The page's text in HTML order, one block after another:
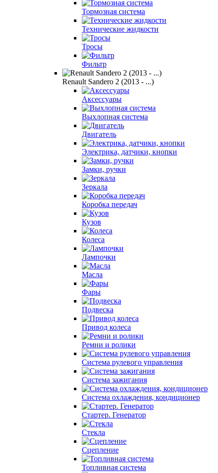
Тормозная система
Технические жидкости
Тросы
Фильтр
Renault Sandero 2 (2013 - ...)
Аксессуары
Выхлопная система
Двигатель
Электрика, датчики, кнопки
Замки, ручки
Зеркала
Коробка передач
Кузов
Колеса
Лампочки
Масла
Фары
Подвеска
Привод колеса
Ремни и ролики
Система рулевого управления
Система зажигания
Система охлаждения, кондиционер
Стартер. Генератор
Стекла
Сцепление
Топливная система